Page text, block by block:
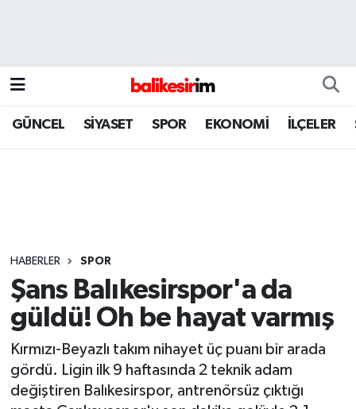
GÜNCEL SİYASET SPOR EKONOMİ İLÇELER
HABERLER SPOR
Şans Balıkesirspor'a da
güldü! Oh be hayat varmış
Kırmızı-Beyazlı takım nihayet üç puanı bir arada
gördü. Ligin ilk 9 haftasında 2 teknik adam
değiştiren Balıkesirspor, antrenörsüz çıktığı